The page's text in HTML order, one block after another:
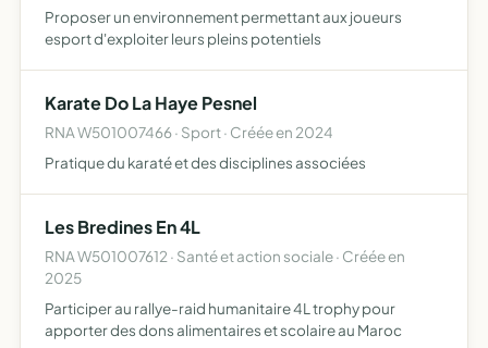
Proposer un environnement permettant aux joueurs
esport d'exploiter leurs pleins potentiels
Karate Do La Haye Pesnel
RNA W501007466 · Sport · Créée en 2024
Pratique du karaté et des disciplines associées
Les Bredines En 4L
RNA W501007612 · Santé et action sociale · Créée en
2025
Participer au rallye-raid humanitaire 4L trophy pour
apporter des dons alimentaires et scolaire au Maroc